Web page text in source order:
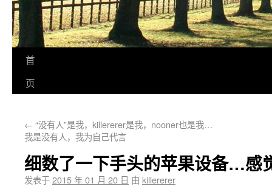
首
页
← “没有人”是我，killererer是我，nooner也是我…
我是没有人，我为自己代言
细数了一下手头的苹果设备…
发表于2015 年 01 月 20 日 由 killererer